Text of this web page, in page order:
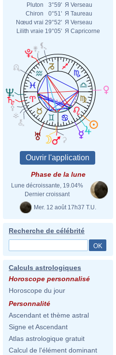
Pluton
3°59' Я Verseau
Chiron
0°51' Я Taureau
Nœud vrai 29°52' Я Verseau
Lilith vraie 19°05' Я Capricorne
Phase de la lune
Lune décroissante, 19.04%
Dernier croissant
Mer. 12 août 17h37 T.U.
Recherche de célébrité
Calculs astrologiques
Horoscope personnalisé
Horoscope du jour
Personnalité
Ascendant et thème astral
Signe et Ascendant
Atlas astrologique gratuit
Calcul de l'élément dominant